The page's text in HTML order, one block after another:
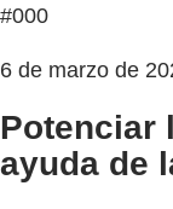
#000
6 de marzo de
Potenciar
ayuda de